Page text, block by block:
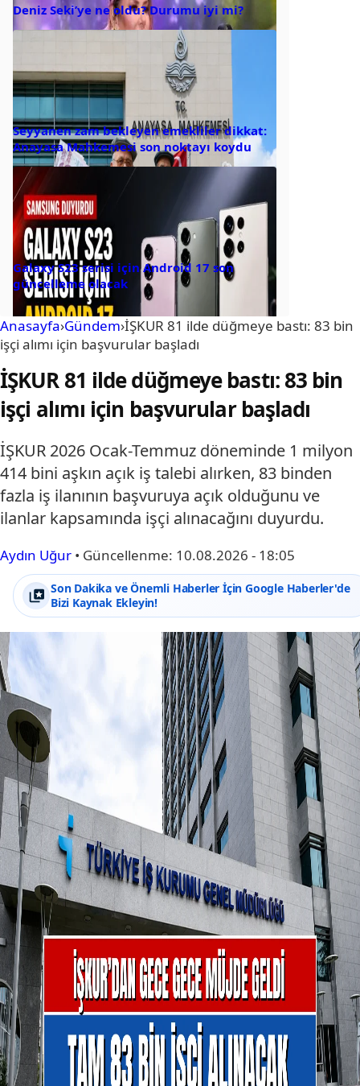
Deniz Seki’ye ne oldu? Durumu iyi mi?
Seyyanen zam bekleyen emekliler dikkat:
Anayasa Mahkemesi son noktayı koydu
Galaxy S23 serisi için Android 17 son
güncelleme olacak
Anasayfa›Gündem›İŞKUR 81 ilde düğmeye bastı: 83 bin
işçi alımı için başvurular başladı
İŞKUR 81 ilde düğmeye bastı: 83 bin
işçi alımı için başvurular başladı
İŞKUR 2026 Ocak-Temmuz döneminde 1 milyon
414 bini aşkın açık iş talebi alırken, 83 binden
fazla iş ilanının başvuruya açık olduğunu ve
ilanlar kapsamında işçi alınacağını duyurdu.
Aydın Uğur • Güncellenme: 10.08.2026 - 18:05
Son Dakika ve Önemli Haberler İçin Google Haberler'de
Bizi Kaynak Ekleyin!